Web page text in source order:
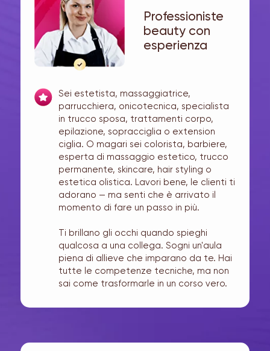
Professioniste
beauty con
esperienza
Sei estetista, massaggiatrice,
parrucchiera, onicotecnica, specialista
in trucco sposa, trattamenti corpo,
epilazione, sopracciglia o extension
ciglia. O magari sei colorista, barbiere,
esperta di massaggio estetico, trucco
permanente, skincare, hair styling o
estetica olistica. Lavori bene, le clienti ti
adorano — ma senti che è arrivato il
momento di fare un passo in più.
Ti brillano gli occhi quando spieghi
qualcosa a una collega. Sogni un'aula
piena di allieve che imparano da te. Hai
tutte le competenze tecniche, ma non
sai come trasformarle in un corso vero.